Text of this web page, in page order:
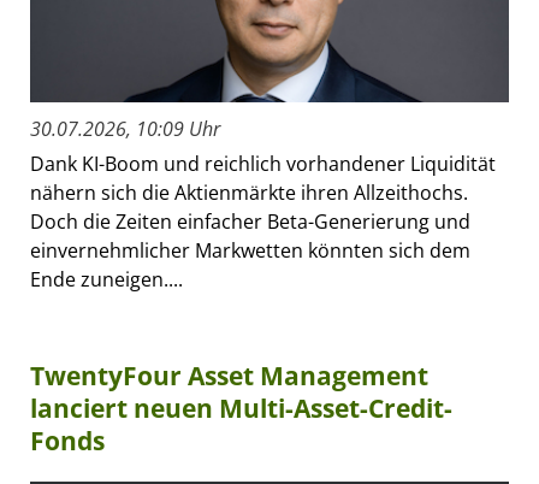
30.07.2026, 10:09 Uhr
Dank KI-Boom und reichlich vorhandener Liquidität
nähern sich die Aktienmärkte ihren Allzeithochs.
Doch die Zeiten einfacher Beta-Generierung und
einvernehmlicher Markwetten könnten sich dem
Ende zuneigen....
TwentyFour Asset Management
lanciert neuen Multi-Asset-Credit-
Fonds